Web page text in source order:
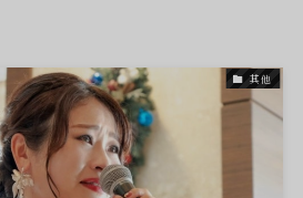
其他